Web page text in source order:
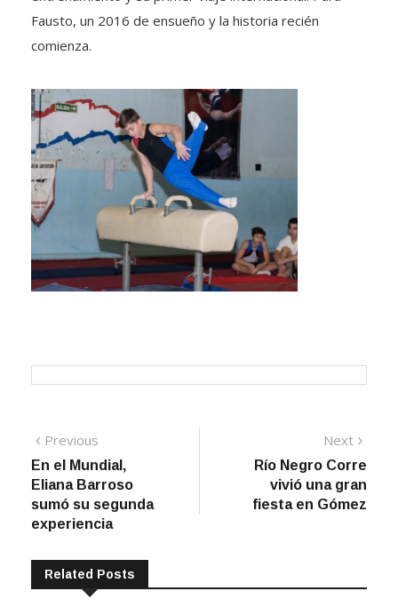
Fausto, un 2016 de ensueño y la historia recién
comienza.
Navegación
de
entradas
Previous
post:
En el Mundial,
Eliana Barroso
sumó su segunda
experiencia
Next
Río Negro Corre
vivió una gran
fiesta en Gómez
Related Posts